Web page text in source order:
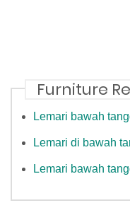
Furniture
Lemari bawah
Lemari di bawah
Lemari bawah